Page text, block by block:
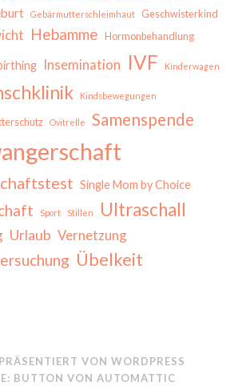
Gebärmutterschleimhaut
Geschwisterkind
Hebamme Hormonbehandlung
Insemination IVF Kinderwagen
Kindsbewegungen
Ovitrelle Samenspende
Single Mom by Choice
Sport Stillen Ultraschall
Urlaub Vernetzung
Übelkeit
VON WORDPRESS
BUTTON VON AUTOMATTIC